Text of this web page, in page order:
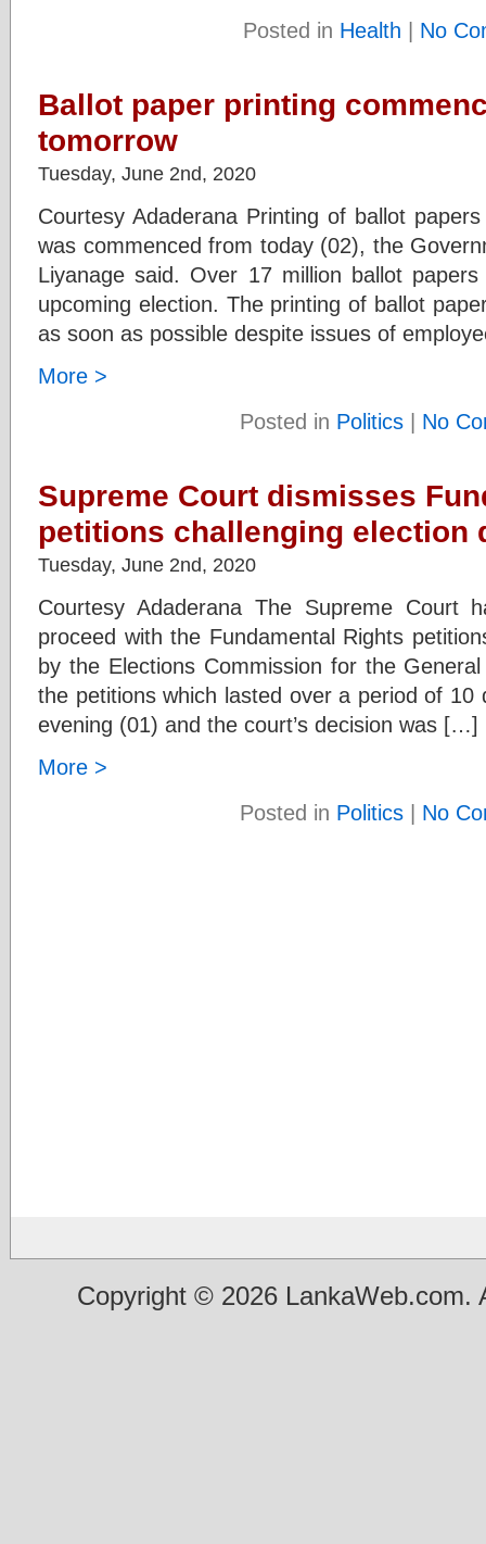
Posted in Health | No
Ballot paper printing
tomorrow
Tuesday, June 2nd, 2020
Courtesy Adaderana Printing of ballot
was commenced from today (02), the
Liyanage said. Over 17 million ballot
upcoming election. The printing of ballot
as soon as possible despite issues of
More >
Posted in Politics | No
Supreme Court dismisses
petitions challenging election
Tuesday, June 2nd, 2020
Courtesy Adaderana The Supreme Court
proceed with the Fundamental Rights
by the Elections Commission for the
the petitions which lasted over a period of
evening (01) and the court’s decision was […]
More >
Posted in Politics | No
Copyright © 2026 LankaWeb.com.